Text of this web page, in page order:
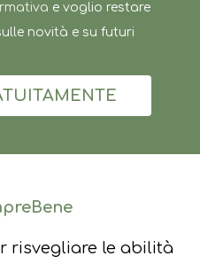
e voglio restare
novità e su futuri
risvegliare le abilità